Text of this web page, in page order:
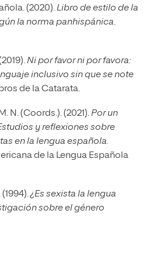
(2020).Libro de estilo de la
la norma panhispánica.
Ni por favor ni por favora:
inclusivo sin que se note
de la Catarata.
N. (Coords.). (2021).Por un
y reflexiones sobre
en la lengua española.
de la Lengua Española
¿Es sexista la lengua
sobre el género